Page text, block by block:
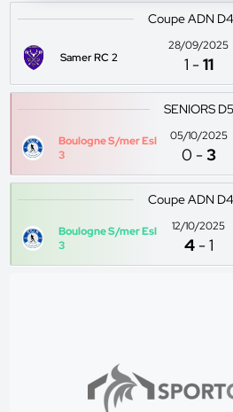
Coupe ADN
Samer RC 2
28/09/2025
1 -11
SENIORS D5
Boulogne S/mer Esl
3
05/10/2025
0 -3
Coupe ADN
Boulogne S/mer Esl
3
12/10/2025
4 -1